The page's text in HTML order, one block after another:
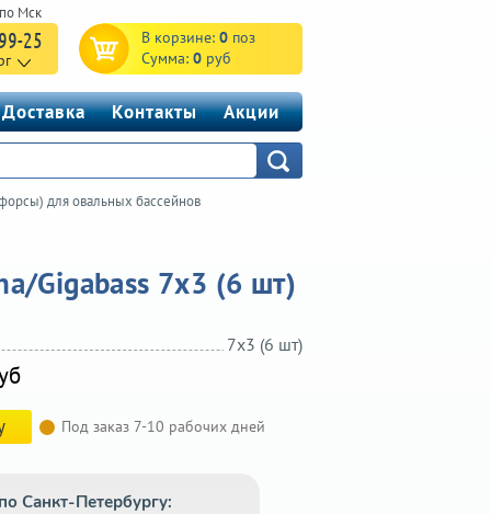
В корзине: 0 поз
Сумма: 0 руб
25
Доставка Контакты Акции
для овальных бассейнов
Gigabass 7х3 (6 шт)
7х3 (6 шт)
Под заказ 7-10 рабочих дней
Санкт-Петербургу: